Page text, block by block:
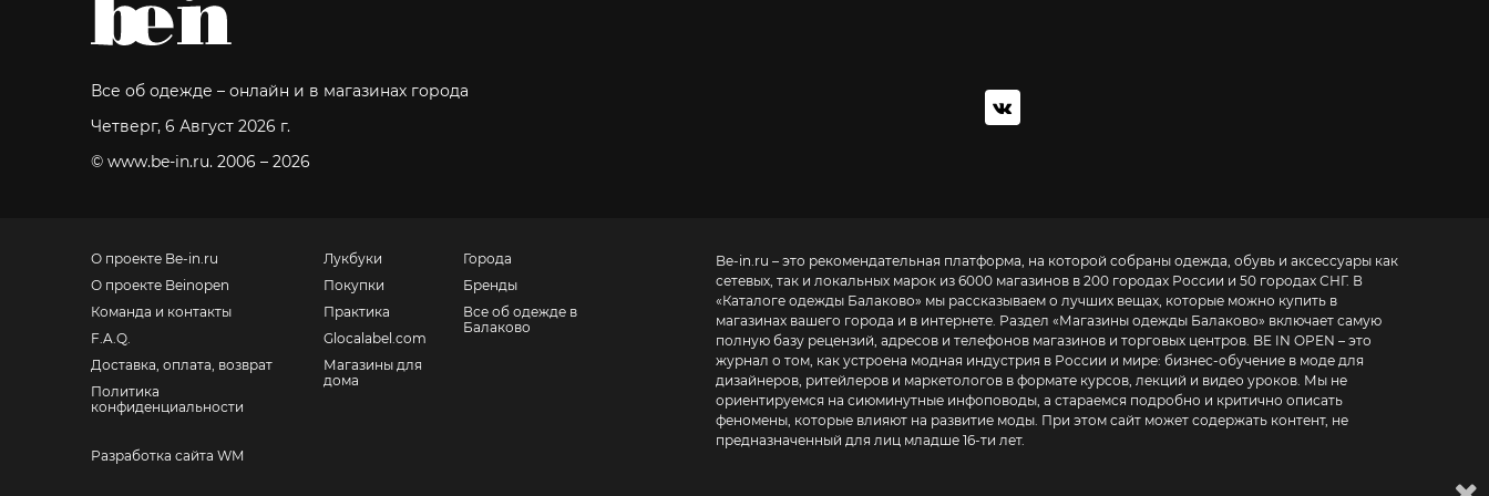
Все об одежде – онлайн и в магазинах города
Четверг, 6 Август 2026 г.
© www.be-in.ru. 2006 – 2026
О проекте Be-in.ru
О проекте Beinopen
Команда и контакты
F.A.Q.
Доставка, оплата, возврат
Политика
конфиденциальности
Лукбуки
Покупки
Практика
Glocalabel.com
Магазины для
дома
Города
Бренды
Все об одежде в
Балаково
Разработка сайта WM
Be-in.ru – это рекомендательная платформа, на которой собраны одежда, обувь и аксессуары как
сетевых, так и локальных марок из 6000 магазинов в 200 городах России и 50 городах СНГ. В
«Каталоге одежды Балаково» мы рассказываем о лучших вещах, которые можно купить в
магазинах вашего города и в интернете. Раздел «Магазины одежды Балаково» включает самую
полную базу рецензий, адресов и телефонов магазинов и торговых центров. BE IN OPEN – это
журнал о том, как устроена модная индустрия в России и мире: бизнес-обучение в моде для
дизайнеров, ритейлеров и маркетологов в формате курсов, лекций и видео уроков. Мы не
ориентируемся на сиюминутные инфоповоды, а стараемся подробно и критично описать
феномены, которые влияют на развитие моды. При этом сайт может содержать контент, не
предназначенный для лиц младше 16-ти лет.